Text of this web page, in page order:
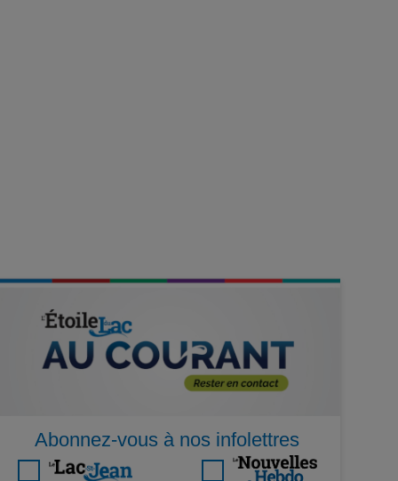
Abonnez-vous à nos infolettres